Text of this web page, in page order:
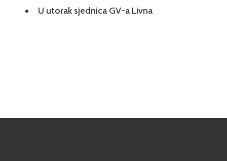
U utorak sjednica GV-a Livna